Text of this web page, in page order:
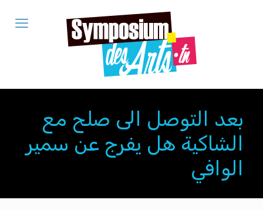
بعد التوصل الى صلح مع
الشاكية هل يفرج عن سمير
الوافي